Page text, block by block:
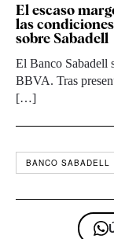
El escaso
las
sobre Sabadell
El Banco Sabadell
BBVA. Tras
[…]
BANCO SABADELL